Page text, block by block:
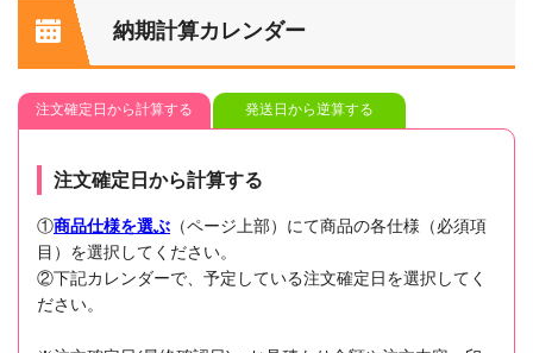
納期計算カレンダー
注文確定日から計算する 発送日から逆算する
注文確定日から計算する
①商品仕様を選ぶ （ページ上部）にて商品の各仕様（必須項
目）を選択してください。
②下記カレンダーで、予定している注文確定日を選択してく
ださい。